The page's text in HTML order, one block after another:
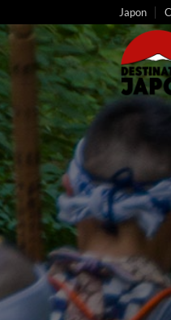
au
contenu
Japon